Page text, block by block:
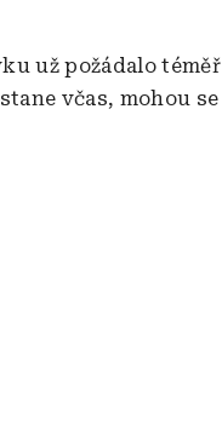
už požádalo
včas, mohou